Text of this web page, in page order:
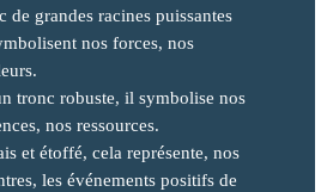
de grandes racines puissantes
nos forces, nos
tronc robuste, il symbolise nos
nos ressources.
et étoffé, cela représente, nos
les événements positifs de